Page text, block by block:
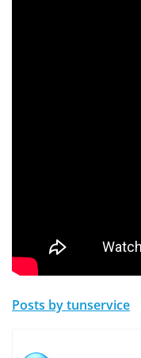
Posts by tunservice